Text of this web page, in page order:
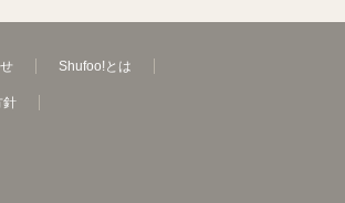
Shufoo!とは
針